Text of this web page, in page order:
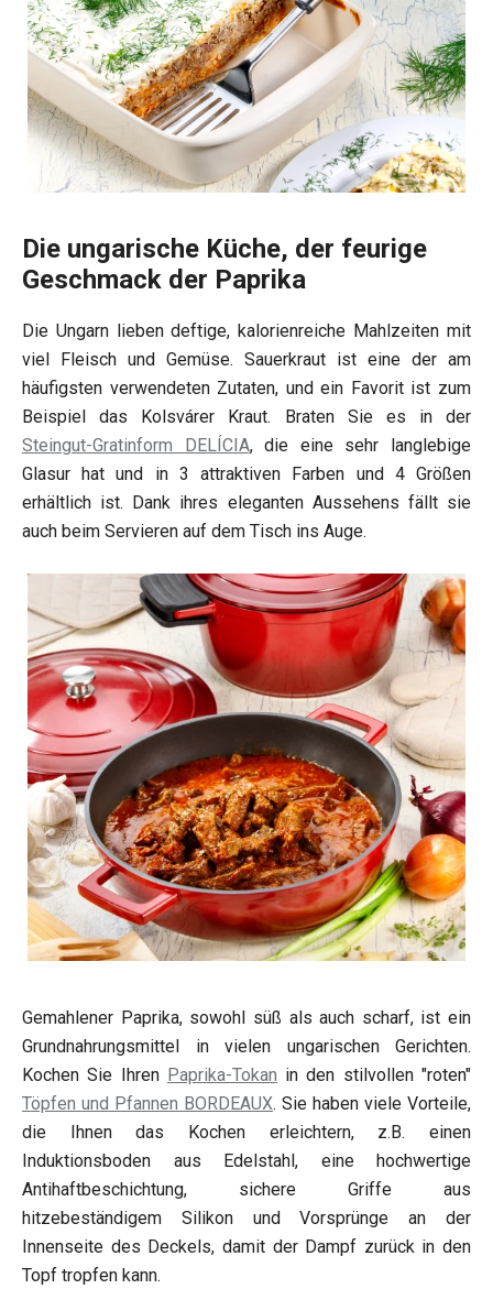
Die ungarische Küche, der feurige
Geschmack der Paprika
Die Ungarn lieben deftige, kalorienreiche Mahlzeiten mit
viel Fleisch und Gemüse. Sauerkraut ist eine der am
häufigsten verwendeten Zutaten, und ein Favorit ist zum
Beispiel das Kolsvárer Kraut. Braten Sie es in der
Steingut-Gratinform DELÍCIA, die eine sehr langlebige
Glasur hat und in 3 attraktiven Farben und 4 Größen
erhältlich ist. Dank ihres eleganten Aussehens fällt sie
auch beim Servieren auf dem Tisch ins Auge.
Gemahlener Paprika, sowohl süß als auch scharf, ist ein
Grundnahrungsmittel in vielen ungarischen Gerichten.
Kochen Sie Ihren Paprika-Tokan in den stilvollen "roten"
Töpfen und Pfannen BORDEAUX. Sie haben viele Vorteile,
die Ihnen das Kochen erleichtern, z.B. einen
Induktionsboden aus Edelstahl, eine hochwertige
Antihaftbeschichtung, sichere Griffe aus
hitzebeständigem Silikon und Vorsprünge an der
Innenseite des Deckels, damit der Dampf zurück in den
Topf tropfen kann.